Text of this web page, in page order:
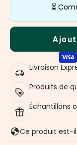
⏳
Livraison
Produits de
Échantillons
Ce produit est-